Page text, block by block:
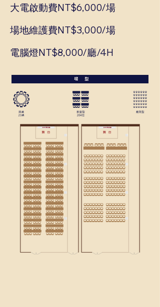
大電啟動費NT$6,000/場
場地維護費NT$3,000/場
電腦燈NT$8,000/廳/4H